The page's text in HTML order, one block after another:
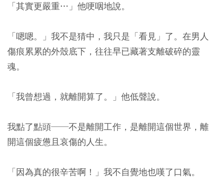
「其實更嚴重…」他哽咽地說。
「嗯嗯。」我不是猜中，我只是「看見」了。 在男人
傷痕累累的外殼底下，往往早已藏著支離破碎的靈
魂。
「我曾想過，就離開算了。」他低聲說。
我點了點頭──不是離開工作，是離開這個世界，離
開這個疲憊且哀傷的人生。
「因為真的很辛苦啊！」我不自覺地也嘆了口氣。